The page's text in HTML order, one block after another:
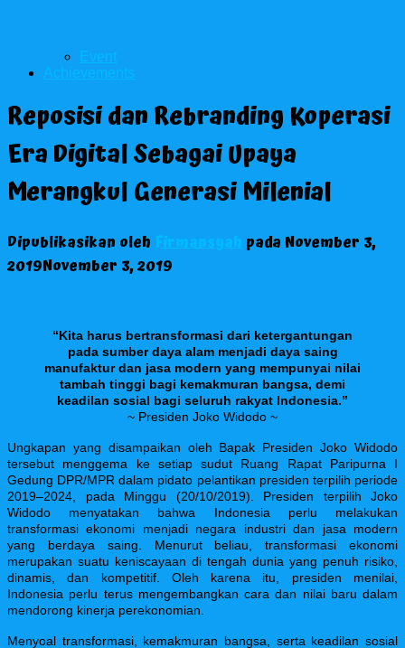
Event
Achievements
Reposisi dan Rebranding Koperasi
Era Digital Sebagai Upaya
Merangkul Generasi Milenial
Dipublikasikan oleh Firmansyahpada November 3,
2019November 3, 2019
“Kita harus bertransformasi dari ketergantungan
pada sumber daya alam menjadi daya saing
manufaktur dan jasa modern yang mempunyai nilai
tambah tinggi bagi kemakmuran bangsa, demi
keadilan sosial bagi seluruh rakyat Indonesia.”
~ Presiden Joko Widodo ~
Ungkapan yang disampaikan oleh Bapak Presiden Joko Widodo
tersebut menggema ke setiap sudut Ruang Rapat Paripurna I
Gedung DPR/MPR dalam pidato pelantikan presiden terpilih periode
2019–2024, pada Minggu (20/10/2019). Presiden terpilih Joko
Widodo menyatakan bahwa Indonesia perlu melakukan
transformasi ekonomi menjadi negara industri dan jasa modern
yang berdaya saing. Menurut beliau, transformasi ekonomi
merupakan suatu keniscayaan di tengah dunia yang penuh risiko,
dinamis, dan kompetitif. Oleh karena itu, presiden menilai,
Indonesia perlu terus mengembangkan cara dan nilai baru dalam
mendorong kinerja perekonomian.
Menyoal transformasi, kemakmuran bangsa, serta keadilan sosial